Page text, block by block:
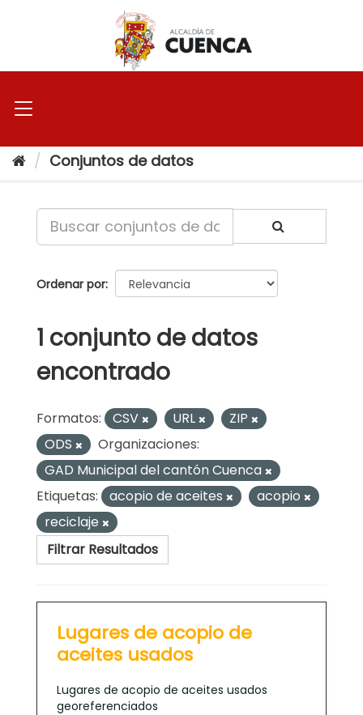
Conjuntos de datos
Ordenar por
1 conjunto de datos
encontrado
Formatos: CSV URL
ZIP
ODS
Organizaciones:
GAD Municipal del cantón Cuenca
Etiquetas:
acopio de aceites
acopio
reciclaje
Filtrar Resultados
Lugares de acopio de
aceites usados
Lugares de acopio de aceites usados
georeferenciados